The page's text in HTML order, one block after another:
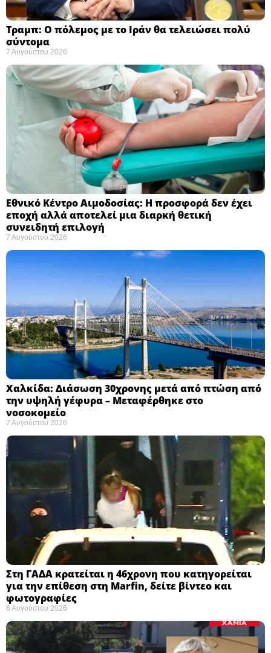
Τραμπ: Ο πόλεμος με το Ιράν θα τελειώσει πολύ
σύντομα ​
7 Αυγούστου 2026
Εθνικό Κέντρο Αιμοδοσίας: H προσφορά δεν έχει
εποχή αλλά αποτελεί μια διαρκή θετική
συνειδητή επιλογή ​
7 Αυγούστου 2026
Χαλκίδα: Διάσωση 30χρονης μετά από πτώση από
την υψηλή γέφυρα – Μεταφέρθηκε στο
νοσοκομείο ​
7 Αυγούστου 2026
Στη ΓΑΔΑ κρατείται η 46χρονη που κατηγορείται
για την επίθεση στη Marfin, δείτε βίντεο και
φωτογραφίες
6 Αυγούστου 2026